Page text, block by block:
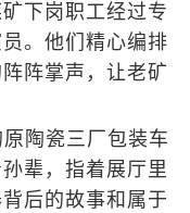
下岗职工经过专
。他们精心编排
阵掌声，让老矿
陶瓷三厂包装车
辈，指着展厅里
后的故事和属于